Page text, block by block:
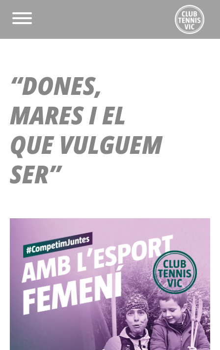
“DONES,
MARES I EL
QUE VULGUEM
SER”